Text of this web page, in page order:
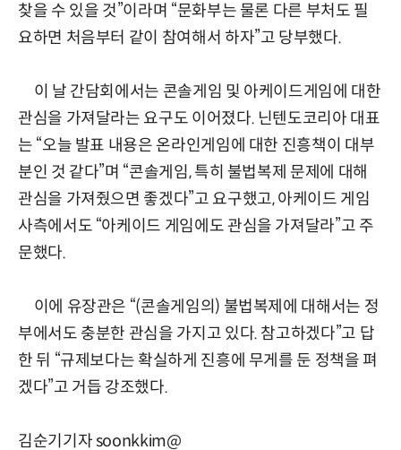
찾을 수 있을 것”이라며 “문화부는 물론 다른 부처도 필
요하면 처음부터 같이 참여해서 하자”고 당부했다.
이 날 간담회에서는 콘솔게임 및 아케이드게임에 대한
관심을 가져달라는 요구도 이어졌다. 닌텐도코리아 대표
는 “오늘 발표 내용은 온라인게임에 대한 진흥책이 대부
분인 것 같다”며 “콘솔게임, 특히 불법복제 문제에 대해
관심을 가져줬으면 좋겠다”고 요구했고, 아케이드 게임
사측에서도 “아케이드 게임에도 관심을 가져달라”고 주
문했다.
이에 유장관은 “(콘솔게임의) 불법복제에 대해서는 정
부에서도 충분한 관심을 가지고 있다. 참고하겠다”고 답
한 뒤 “규제보다는 확실하게 진흥에 무게를 둔 정책을 펴
겠다”고 거듭 강조했다.
김순기기자 soonkkim@